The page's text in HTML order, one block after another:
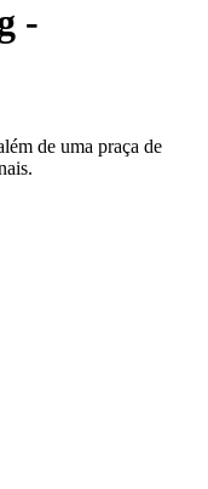
-
de uma praça de